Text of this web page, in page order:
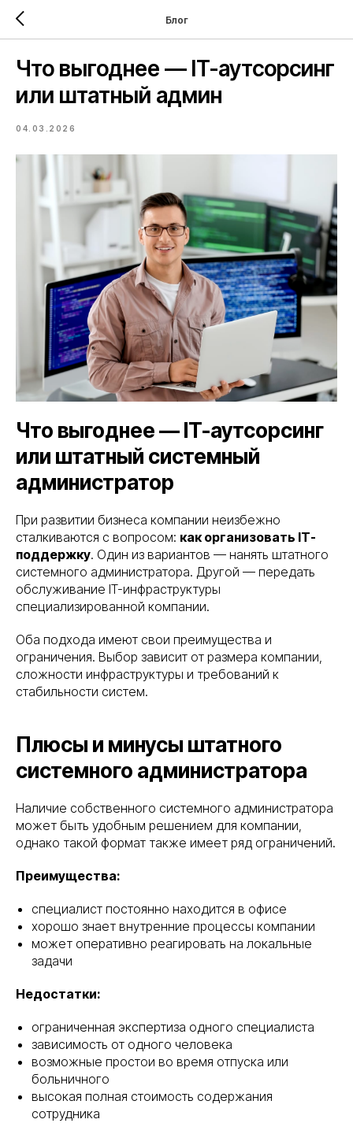
Блог
Что выгоднее — IT-аутсорсинг
или штатный админ
04.03.2026
Что выгоднее — IT-аутсорсинг
или штатный системный
администратор
При развитии бизнеса компании неизбежно
сталкиваются с вопросом: как организовать IT-
поддержку. Один из вариантов — нанять штатного
системного администратора. Другой — передать
обслуживание IT-инфраструктуры
специализированной компании.
Оба подхода имеют свои преимущества и
ограничения. Выбор зависит от размера компании,
сложности инфраструктуры и требований к
стабильности систем.
Плюсы и минусы штатного
системного администратора
Наличие собственного системного администратора
может быть удобным решением для компании,
однако такой формат также имеет ряд ограничений.
Преимущества:
специалист постоянно находится в офисе
хорошо знает внутренние процессы компании
может оперативно реагировать на локальные
задачи
Недостатки:
ограниченная экспертиза одного специалиста
зависимость от одного человека
возможные простои во время отпуска или
больничного
высокая полная стоимость содержания
сотрудника